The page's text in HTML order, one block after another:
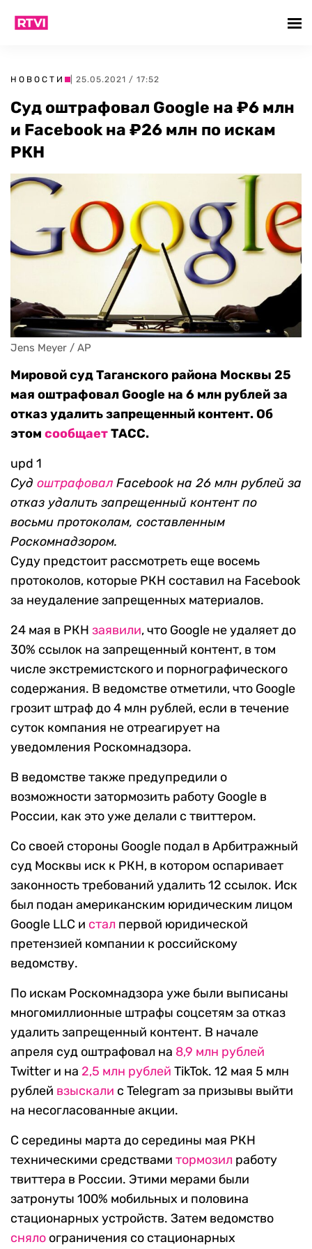
НОВОСТИ | 25.05.2021 / 17:52
Суд оштрафовал Google на ₽6 млн
и Facebook на ₽26 млн по искам
РКН
Jens Meyer / AP
Мировой суд Таганского района Москвы 25
мая оштрафовал Google на 6 млн рублей за
отказ удалить запрещенный контент. Об
этом сообщаетТАСС.
upd 1
Суд оштрафовал Facebook на 26 млн рублей за
отказ удалить запрещенный контент по
восьми протоколам, составленным
Роскомнадзором.
Суду предстоит рассмотреть еще восемь
протоколов, которые РКН составил на Facebook
за неудаление запрещенных материалов.
24 мая в РКН заявили, что Google не удаляет до
30% ссылок на запрещенный контент, в том
числе экстремистского и порнографического
содержания. В ведомстве отметили, что Google
грозит штраф до 4 млн рублей, если в течение
суток компания не отреагирует на
уведомления Роскомнадзора.
В ведомстве также предупредили о
возможности затормозить работу Google в
России, как это уже делали с твиттером.
Со своей стороны Google подал в Арбитражный
суд Москвы иск к РКН, в котором оспаривает
законность требований удалить 12 ссылок. Иск
был подан американским юридическим лицом
Google LLC и стал первой юридической
претензией компании к российскому
ведомству.
По искам Роскомнадзора уже были выписаны
многомиллионные штрафы соцсетям за отказ
удалить запрещенный контент. В начале
апреля суд оштрафовал на 8,9 млн рублей
Twitter и на 2,5 млн рублей TikTok. 12 мая 5 млн
рублей взыскали с Telegram за призывы выйти
на несогласованные акции.
С середины марта до середины мая РКН
техническими средствами тормозил работу
твиттера в России. Этими мерами были
затронуты 100% мобильных и половина
стационарных устройств. Затем ведомство
сняло ограничения со стационарных